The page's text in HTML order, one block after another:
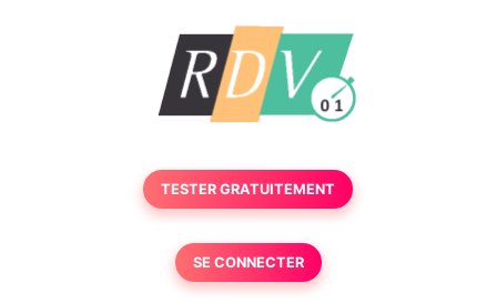
TESTER GRATUITEMENT
SE CONNECTER